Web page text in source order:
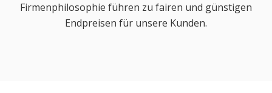
Firmenphilosophie führen zu fairen und günstigen
Endpreisen für unsere Kunden.